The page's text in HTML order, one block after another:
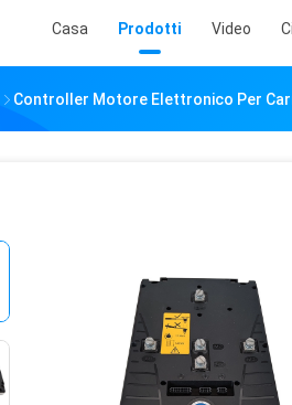
Casa Prodotti Video
Controller Motore Elettronico Per